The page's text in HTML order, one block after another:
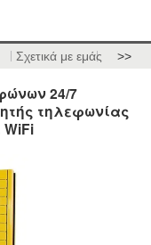
Σχετικά με εμάς >>
24/7
τηλεφωνίας